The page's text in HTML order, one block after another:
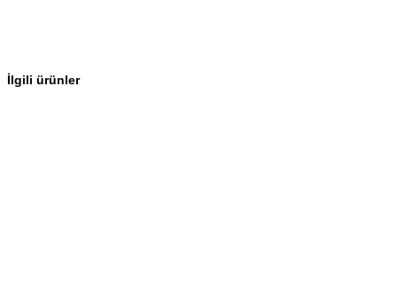
İlgili ürünler